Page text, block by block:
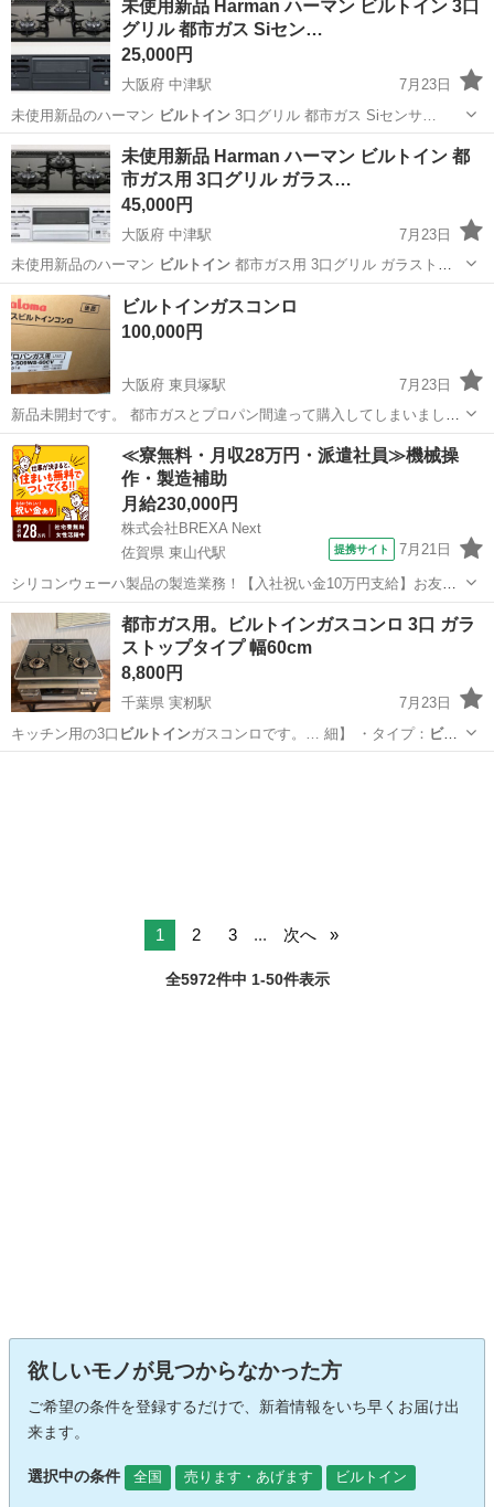
未使用新品 Harman ハーマン ビルトイン 3口
グリル 都市ガス Siセン…
25,000円
大阪府 中津駅
7月23日
未使用新品のハーマン ビルトイン 3口グリル 都市ガス Siセンサ…
大阪 大阪市 中津駅
未使用新品 Harman ハーマン ビルトイン 都
市ガス用 3口グリル ガラス…
45,000円
大阪府 中津駅
7月23日
未使用新品のハーマン ビルトイン都市ガス用 3口グリル ガラスト
ッ…
大阪 大阪市 中津駅 その他
ビルトインガスコンロ
100,000円
大阪府 東貝塚駅
7月23日
新品未開封です。 都市ガスとプロパン間違って購入してしまいまし
た… どなたか助けてくださいな(T . T) 購入価格167000円です。
大阪 貝塚市 東貝塚駅 その他 ビルトイン
≪寮無料・月収28万円・派遣社員≫機械操
作・製造補助
月給230,000円
株式会社BREXA Next
佐賀県 東山代駅
提携サイト 7月21日
シリコンウェーハ製品の製造業務！【入社祝い金10万円支給】お友達
やカップルとの応募OK◎年間休日129日＆休出なしでプライベート充
実♪業務はクリーンルームで快適作業◎自社正社員登用制度あり★1食
300円～の格安食堂あり！《佐...
佐賀 伊万里市 東山代駅 その他
都市ガス用。ビルトインガスコンロ 3口 ガラ
ストップタイプ 幅60cm
8,800円
千葉県 実籾駅
7月23日
キッチン用の3口 ビルトインガスコンロです。… 細】 ・タイプ： ビル
トインガスコンロ ・口…
1 2 3 ... 次へ
全5972件中 1-50件表示
欲しいモノが見つからなかった方
ご希望の条件を登録するだけで、新着情報をいち早くお届け出
来ます。
選択中の条件 全国 売ります・あげます ビルトイン